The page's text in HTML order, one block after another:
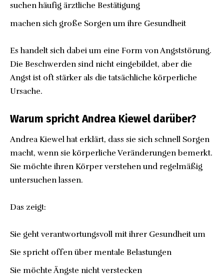
suchen häufig ärztliche Bestätigung
machen sich große Sorgen um ihre Gesundheit
Es handelt sich dabei um eine Form von Angststörung.
Die Beschwerden sind nicht eingebildet, aber die
Angst ist oft stärker als die tatsächliche körperliche
Ursache.
Warum spricht Andrea Kiewel darüber?
Andrea Kiewel hat erklärt, dass sie sich schnell Sorgen
macht, wenn sie körperliche Veränderungen bemerkt.
Sie möchte ihren Körper verstehen und regelmäßig
untersuchen lassen.
Das zeigt:
Sie geht verantwortungsvoll mit ihrer Gesundheit um
Sie spricht offen über mentale Belastungen
Sie möchte Ängste nicht verstecken